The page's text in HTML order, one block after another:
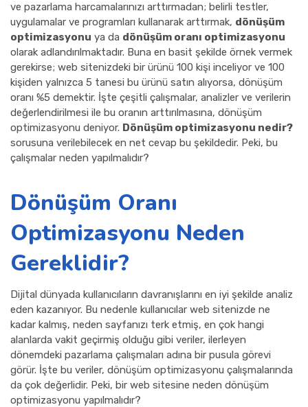
ve pazarlama harcamalarınızı arttırmadan; belirli testler,
uygulamalar ve programları kullanarak arttırmak, dönüşüm
optimizasyonu ya da dönüşüm oranı optimizasyonu
olarak adlandırılmaktadır. Buna en basit şekilde örnek vermek
gerekirse; web sitenizdeki bir ürünü 100 kişi inceliyor ve 100
kişiden yalnızca 5 tanesi bu ürünü satın alıyorsa, dönüşüm
oranı %5 demektir. İşte çeşitli çalışmalar, analizler ve verilerin
değerlendirilmesi ile bu oranın arttırılmasına, dönüşüm
optimizasyonu deniyor. Dönüşüm optimizasyonu nedir?
sorusuna verilebilecek en net cevap bu şekildedir. Peki, bu
çalışmalar neden yapılmalıdır?
Dönüşüm Oranı
Optimizasyonu Neden
Gereklidir?
Dijital dünyada kullanıcıların davranışlarını en iyi şekilde analiz
eden kazanıyor. Bu nedenle kullanıcılar web sitenizde ne
kadar kalmış, neden sayfanızı terk etmiş, en çok hangi
alanlarda vakit geçirmiş olduğu gibi veriler, ilerleyen
dönemdeki pazarlama çalışmaları adına bir pusula görevi
görür. İşte bu veriler, dönüşüm optimizasyonu çalışmalarında
da çok değerlidir. Peki, bir web sitesine neden dönüşüm
optimizasyonu yapılmalıdır?